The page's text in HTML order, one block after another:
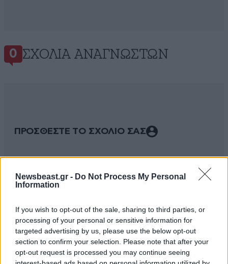
Newsbeast.gr - Do Not Process My Personal
Information
If you wish to opt-out of the sale, sharing to third parties, or
processing of your personal or sensitive information for
targeted advertising by us, please use the below opt-out
section to confirm your selection. Please note that after your
opt-out request is processed you may continue seeing
0 ΣΧΌΛΙΑ ΑΝΑΓΝΩΣΤΏΝ
ΠΡΟΣΘΕΣΤΕ ΤΟ ΣΧΟΛΙΟ ΣΑΣ
Xαρακτήρες: 0/1000